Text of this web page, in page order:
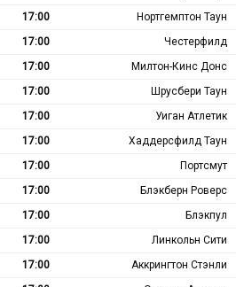
17:00
Нортгемптон Таун
17:00
Честерфилд
17:00
Милтон-Кинс Донс
17:00
Шрусбери Таун
17:00
Уиган Атлетик
17:00
Хаддерсфилд Таун
17:00
Портсмут
17:00
Блэкберн Роверс
17:00
Блэкпул
17:00
Линкольн Сити
17:00
Аккрингтон Стэнли